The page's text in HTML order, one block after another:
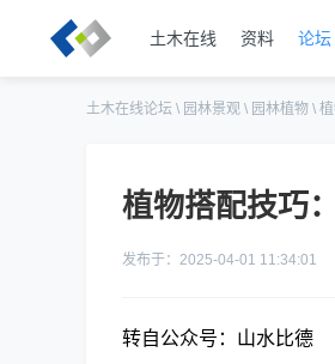
土木在线 资料 论坛
土木在线论坛 \ 园林景观 \ 园林植物 \
植物搭配技巧
发布于：2025-04-01 11:34:01
转自公众号：山水比德